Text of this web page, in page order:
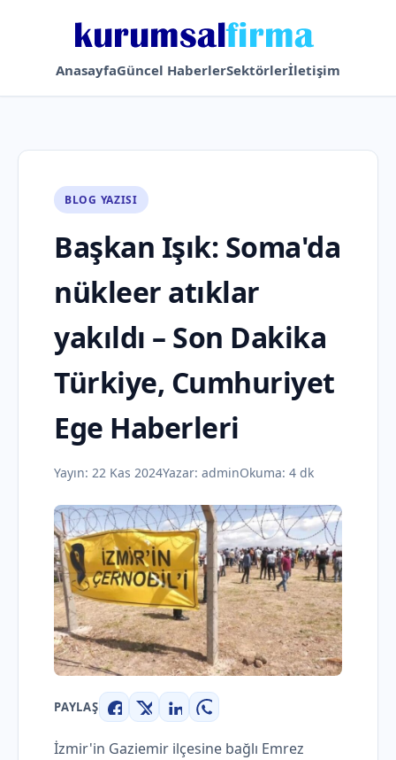
AnasayfaGüncel HaberlerSektörlerİletişim
BLOG YAZISI
Başkan Işık: Soma'da
nükleer atıklar
yakıldı – Son Dakika
Türkiye, Cumhuriyet
Ege Haberleri
Yayın: 22 Kas 2024Yazar: adminOkuma: 4 dk
PAYLAŞ
Facebook
X LinkedInWhatsApp
İzmir'in Gaziemir ilçesine bağlı Emrez